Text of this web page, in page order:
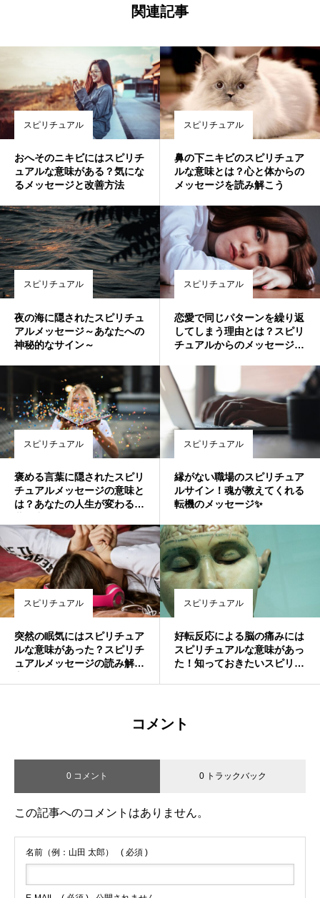
関連記事
スピリチュアル
おへそのニキビにはスピリチ
ュアルな意味がある？気にな
るメッセージと改善方法
スピリチュアル
鼻の下ニキビのスピリチュア
ルな意味とは？心と体からの
メッセージを読み解こう
スピリチュアル
夜の海に隠されたスピリチュ
アルメッセージ～あなたへの
神秘的なサイン～
スピリチュアル
恋愛で同じパターンを繰り返
してしまう理由とは？スピリ
チュアルからのメッセージを
スピリチュアル
褒める言葉に隠されたスピリ
チュアルメッセージの意味と
は？あなたの人生が変わる言
スピリチュアル
縁がない職場のスピリチュア
ルサイン！魂が教えてくれる
転機のメッセージ✨
スピリチュアル
突然の眠気にはスピリチュア
ルな意味があった？スピリチ
ュアルメッセージの読み解き
スピリチュアル
好転反応による脳の痛みには
スピリチュアルな意味があっ
た！知っておきたいスピリチ
コメント
0 コメント 0 トラックバック
この記事へのコメントはありません。
名前（例：山田 太郎） ( 必須 )